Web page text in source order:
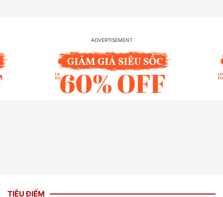
TIÊU ĐIỂM